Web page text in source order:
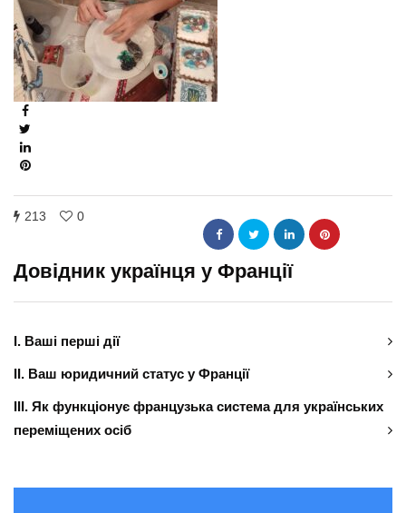
213 0
Довідник українця у Франції
І. Ваші перші дії
ІІ. Ваш юридичний статус у Франції
ІІІ. Як функціонує французька система для українських
переміщених осіб